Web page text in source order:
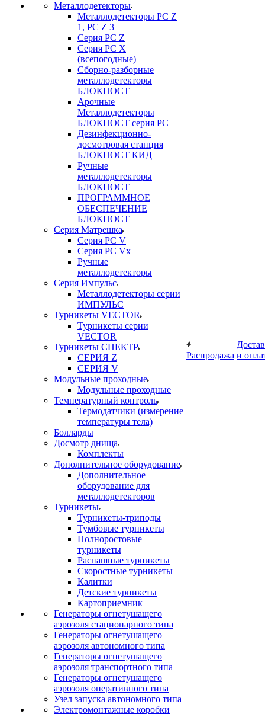
Металлодетекторы
Металлодетекторы РС Z
1, PC Z 3
Серия РС Z
Серия РС X
(всепогодные)
Сборно-разборные
металлодетекторы
БЛОКПОСТ
Арочные
Металлодетекторы
БЛОКПОСТ серия РС
Дезинфекционно-
досмотровая станция
БЛОКПОСТ КИД
Ручные
металлодетекторы
БЛОКПОСТ
ПРОГРАММНОЕ
ОБЕСПЕЧЕНИЕ
БЛОКПОСТ
Серия Матрешка
Серия PC V
Серия PC Vx
Ручные
металлодетекторы
Серия Импульс
Металлодетекторы серии
ИМПУЛЬС
Турникеты VECTOR
Турникеты серии
VECTOR
Турникеты СПЕКТР
СЕРИЯ Z
СЕРИЯ V
Модульные проходные
Модульные проходные
Температурный контроль
Термодатчики (измерение
температуры тела)
Болларды
Досмотр днища
Комплекты
Дополнительное оборудование
Дополнительное
оборудование для
металлодетекторов
Турникеты
Турникеты-триподы
Тумбовые турникеты
Полноростовые
турникеты
Распашные турникеты
Скоростные турникеты
Калитки
Детские турникеты
Картоприемник
Генераторы огнетушащего
аэрозоля стационарного типа
Генераторы огнетушащего
аэрозоля автономного типа
Генераторы огнетушащего
аэрозоля транспортного типа
Генераторы огнетушащего
аэрозоля оперативного типа
Узел запуска автономного типа
Электромонтажные коробки
Распродажа и